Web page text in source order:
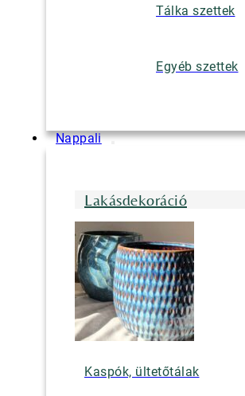
Tálka szettek
Egyéb szettek
Nappali
Lakásdekoráció
Kaspók, ültetőtálak